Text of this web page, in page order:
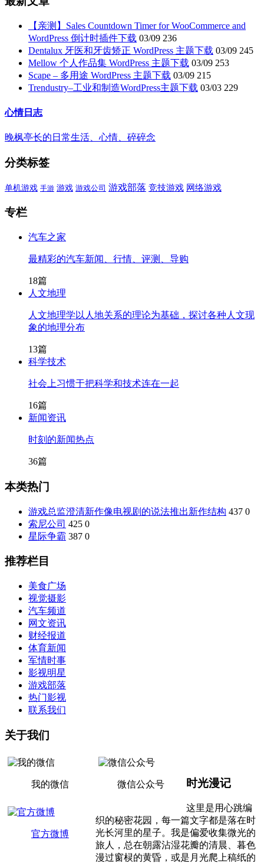
【亲测】Sales Countdown Timer for WooCommerce and
WordPress 倒计时插件下载 03/09 236
Dentalux 牙医和牙齿矫正 WordPress 主题下载 03/09 245
Mellow 个人作品集 WordPress 主题下载 03/09 253
Scape – 多用途 WordPress 主题下载 03/09 215
Trendustry–工业和制造WordPress主题下载 03/03 229
心情日志
晚枫亭长的日常生活、心情、碎碎念
分类标签
单机游戏 手游 游戏 游戏公司 游戏部落 竞技游戏 网络游戏
专栏
汽车之家
最精彩的汽车新闻、行情、评测、导购
18篇
人文地理
人文地理学以人地关系的理论为基础，探讨各种人文现
象的地理分布
13篇
科学技术
社会上习惯于把科学和技术连在一起
16篇
新闻资讯
时刻的新闻热点
36篇
本类热门
游戏总监澄清新作像电视剧的说法推出新作结构 437 0
索尼公司 425 0
星际争霸 387 0
推荐栏目
美食广场
视觉摄影
汽车频道
网文资讯
财经报道
体育新闻
军情时事
影视明星
游戏部落
热门影视
联系我们
关于我们
我的微信 微信公众号
官方微博
时光漫记
这里是用心跳编
织的秘密花园，每一篇文字都是落在时
光长河里的星子。我是偏爱收集微光的
旅人，总在朝露沾湿花瓣的清晨、暮色
漫过窗棂的黄昏，或是月光爬上稿纸的